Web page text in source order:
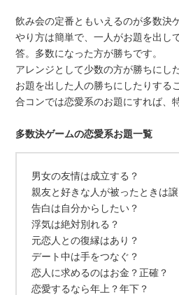
飲み会の定番ともいえるのが多数決
やり方は簡単で、一人がお題を出し
答。多数になった方が勝ちです。
アレンジとして少数の方が勝ちにし
お題を出した人の勝ちにしたりする
合コンでは恋愛系のお題にすれば、
多数決ゲームの恋愛系お題一覧
男女の友情は成立する？
親友と好きな人が被ったときは譲
告白は自分からしたい？
浮気は絶対別れる？
元恋人との復縁はあり？
デート中は手をつなぐ？
恋人に求めるのはお金？正確？
恋愛するなら年上？年下？